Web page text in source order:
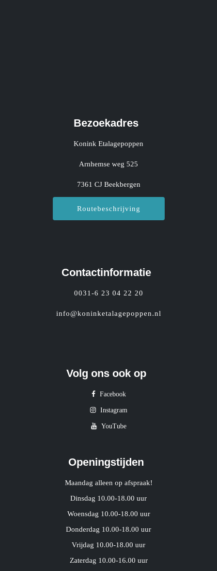
Bezoekadres
Konink Etalagepoppen
Arnhemse weg 525
7361 CJ Beekbergen
Routebeschrijving
Contactinformatie
0031-6 23 04 22 20
info@koninketalagepoppen.nl
Volg ons ook op
Facebook
Instagram
YouTube
Openingstijden
Maandag alleen op afspraak!
Dinsdag 10.00-18.00 uur
Woensdag 10.00-18.00 uur
Donderdag 10.00-18.00 uur
Vrijdag 10.00-18.00 uur
Zaterdag 10.00-16.00 uur